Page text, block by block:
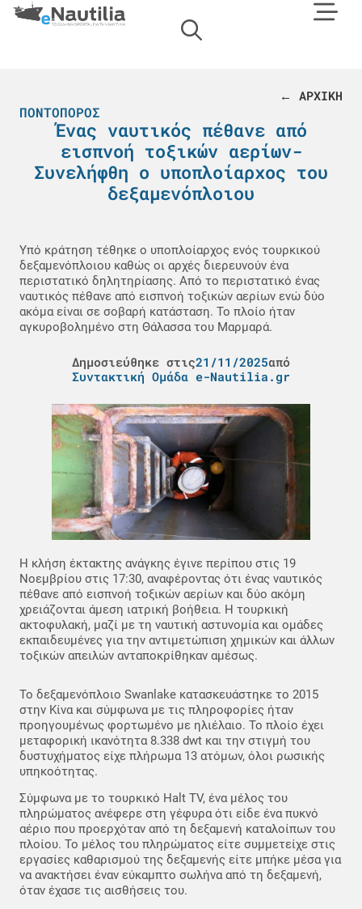
← ΑΡΧΙΚΗ
ΠΟΝΤΟΠΌΡΟΣ
Ένας ναυτικός πέθανε από
εισπνοή τοξικών αερίων-
Συνελήφθη ο υποπλοίαρχος του
δεξαμενόπλοιου
Υπό κράτηση τέθηκε ο υποπλοίαρχος ενός τουρκικού
δεξαμενόπλοιου καθώς οι αρχές διερευνούν ένα
περιστατικό δηλητηρίασης. Από το περιστατικό ένας
ναυτικός πέθανε από εισπνοή τοξικών αερίων ενώ δύο
ακόμα είναι σε σοβαρή κατάσταση. Το πλοίο ήταν
αγκυροβολημένο στη Θάλασσα του Μαρμαρά.
Δημοσιεύθηκε στις21/11/2025από
Συντακτική Ομάδα e-Nautilia.gr
Η κλήση έκτακτης ανάγκης έγινε περίπου στις 19
Νοεμβρίου στις 17:30, αναφέροντας ότι ένας ναυτικός
πέθανε από εισπνοή τοξικών αερίων και δύο ακόμη
χρειάζονται άμεση ιατρική βοήθεια. Η τουρκική
ακτοφυλακή, μαζί με τη ναυτική αστυνομία και ομάδες
εκπαιδευμένες για την αντιμετώπιση χημικών και άλλων
τοξικών απειλών ανταποκρίθηκαν αμέσως.
Το δεξαμενόπλοιο Swanlake κατασκευάστηκε το 2015
στην Κίνα και σύμφωνα με τις πληροφορίες ήταν
προηγουμένως φορτωμένο με ηλιέλαιο. Το πλοίο έχει
μεταφορική ικανότητα 8.338 dwt και την στιγμή του
δυστυχήματος είχε πλήρωμα 13 ατόμων, όλοι ρωσικής
υπηκοότητας.
Σύμφωνα με το τουρκικό Halt TV, ένα μέλος του
πληρώματος ανέφερε στη γέφυρα ότι είδε ένα πυκνό
αέριο που προερχόταν από τη δεξαμενή καταλοίπων του
πλοίου. Το μέλος του πληρώματος είτε συμμετείχε στις
εργασίες καθαρισμού της δεξαμενής είτε μπήκε μέσα για
να ανακτήσει έναν εύκαμπτο σωλήνα από τη δεξαμενή,
όταν έχασε τις αισθήσεις του.